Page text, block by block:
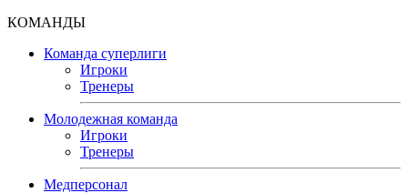
КОМАНДЫ
Команда суперлиги
Игроки
Тренеры
Молодежная команда
Игроки
Тренеры
Медперсонал